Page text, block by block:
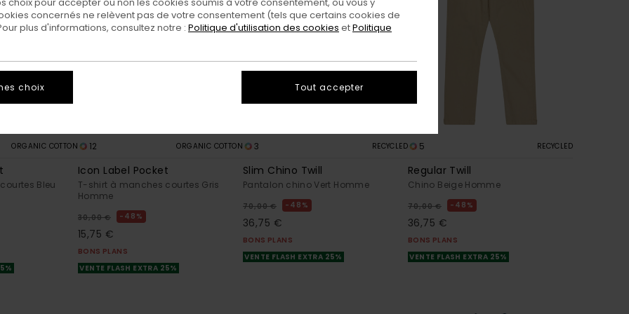
ORGANIC COTTON
Bleu
12 ORGANIC COTTON
Icon Label Pocket
T-shirt à manches courtes Gris
Homme
30,00 € 48%
15,75 €
BONS PLANS
VENTE FLASH EXTRA 25%
3 RECYCLED
Slim Chino Twill
Pantalon chino Vert Homme
70,00 € 48%
36,75 €
BONS PLANS
VENTE FLASH EXTRA 25%
5 RECYCLED
Regular Twill
Chino Beige Homme
70,00 € 48%
36,75 €
BONS PLANS
VENTE FLASH EXTRA 25%
concernés ne relèvent pas de votre consentement (tels que certains cookies de
plus d'informations, consultez notre : Politique d'utilisation des cookies etPolitique
choix Tout accepter